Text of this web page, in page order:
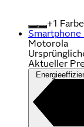
+
Smartphone
Motorola
Aktueller